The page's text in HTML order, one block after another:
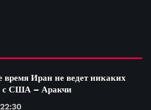
время Иран не ведет никаких
с США – Аракчи